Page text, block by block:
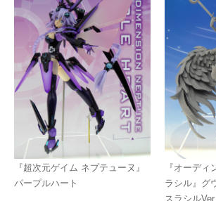
『超次元ゲイム ネプテューヌ』
パープルハート
『オーディ
ラシル』グ
スラシルVer.